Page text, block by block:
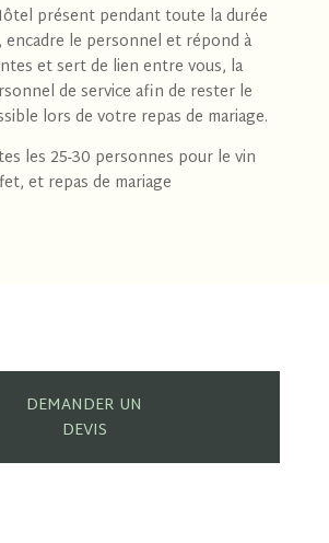
de la table (ça en jète hein!), j’ai travaillé dans des
hôtels 5 étoiles et des restaurants gastronomiques!
Je me suis formée en pâtisserie dans un
présent pendant toute la durée
le personnel et répond à
et sert de lien entre vous, la
de service afin de rester le
lors de votre repas de mariage.
les 25-30 personnes pour le vin
et repas de mariage
DEMANDER UN
DEVIS